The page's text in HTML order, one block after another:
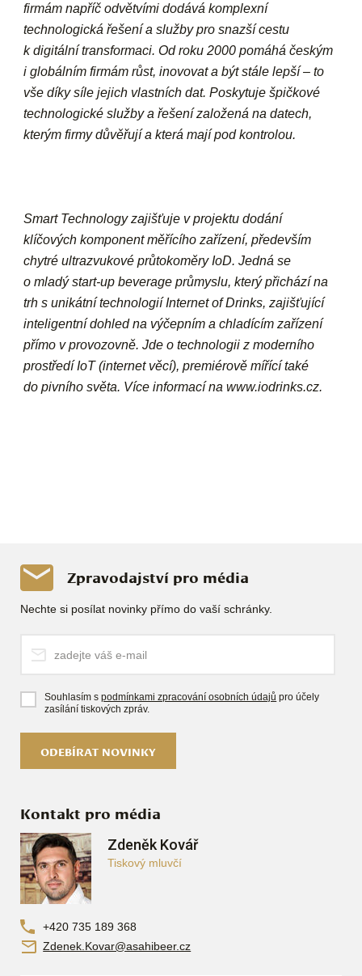
firmám napříč odvětvími dodává komplexní
technologická řešení a služby pro snazší cestu
k digitální transformaci. Od roku 2000 pomáhá českým
i globálním firmám růst, inovovat a být stále lepší – to
vše díky síle jejich vlastních dat. Poskytuje špičkové
technologické služby a řešení založená na datech,
kterým firmy důvěřují a která mají pod kontrolou.
Smart Technology zajišťuje v projektu dodání
klíčových komponent měřícího zařízení, především
chytré ultrazvukové průtokoměry IoD. Jedná se
o mladý start-up beverage průmyslu, který přichází na
trh s unikátní technologií Internet of Drinks, zajišťující
inteligentní dohled na výčepním a chladícím zařízení
přímo v provozovně. Jde o technologii z moderního
prostředí IoT (internet věcí), premiérově mířící také
do pivního světa. Více informací na www.iodrinks.cz.
Zpravodajství pro média
Nechte si posílat novinky přímo do vaší schránky.
Souhlasím spodmínkami zpracování osobních údajů pro účely
zasílání tiskových zpráv.
ODEBÍRAT NOVINKY
Kontakt pro média
Zdeněk Kovář
Tiskový mluvčí
+420 735 189 368
Zdenek.Kovar@asahibeer.cz